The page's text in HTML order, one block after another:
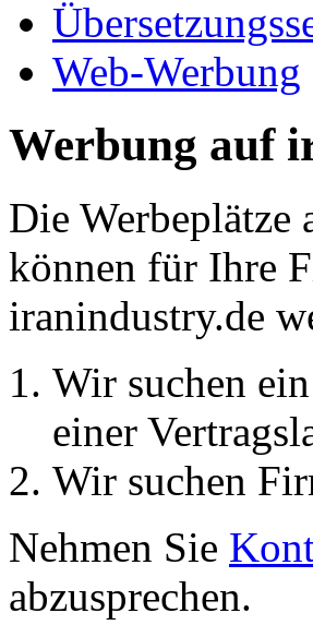
Web-Werbung
Werbung auf
Die Werbeplätze
können für Ihre
iranindustry.de
Wir suchen
einer
Wir suchen
Nehmen Sie
abzusprechen.